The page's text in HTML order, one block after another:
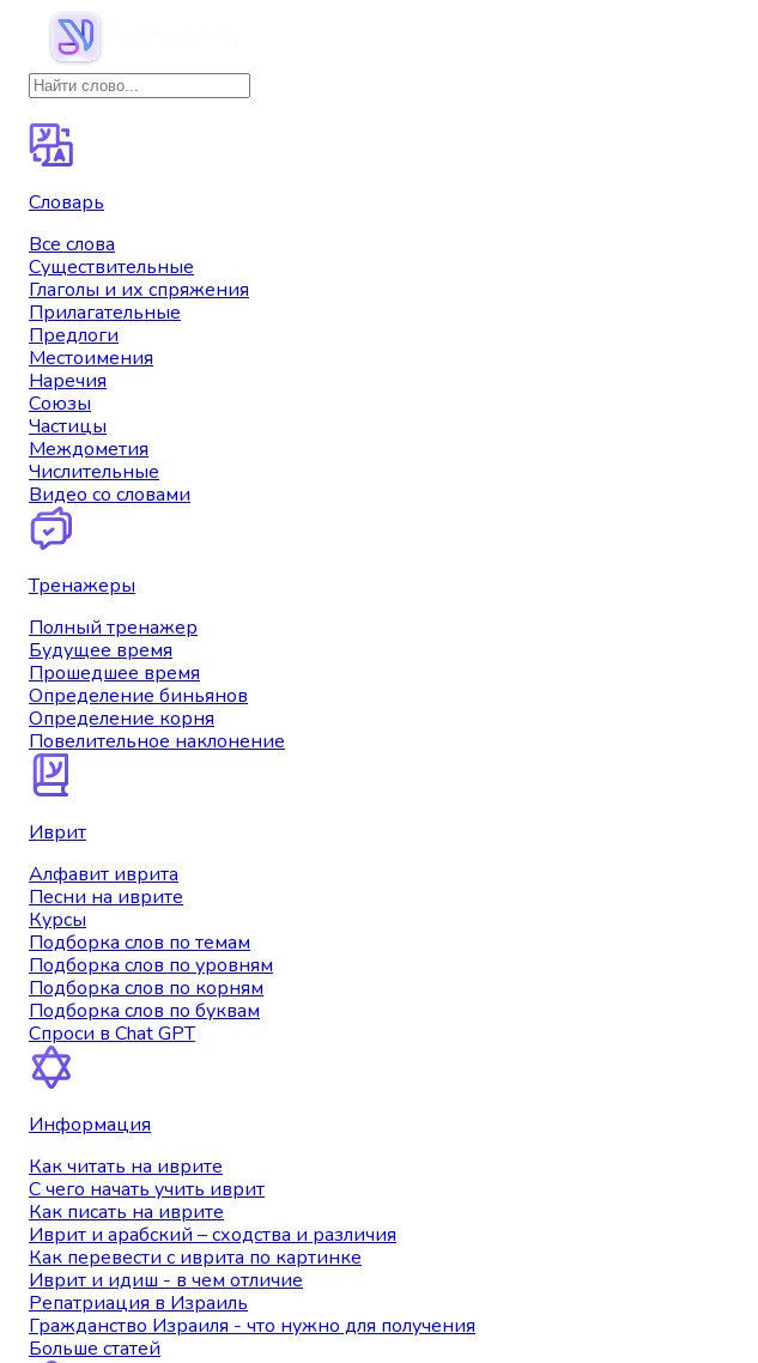
Словарь
Все слова
Существительные
Глаголы и их спряжения
Прилагательные
Предлоги
Местоимения
Наречия
Союзы
Частицы
Междометия
Числительные
Видео со словами
Тренажеры
Полный тренажер
Будущее время
Прошедшее время
Определение биньянов
Определение корня
Повелительное наклонение
Иврит
Алфавит иврита
Песни на иврите
Курсы
Подборка слов по темам
Подборка слов по уровням
Подборка слов по корням
Подборка слов по буквам
Спроси в Chat GPT
Информация
Как читать на иврите
С чего начать учить иврит
Как писать на иврите
Иврит и арабский – сходства и различия
Как перевести с иврита по картинке
Иврит и идиш - в чем отличие
Репатриация в Израиль
Гражданство Израиля - что нужно для получения
Больше статей